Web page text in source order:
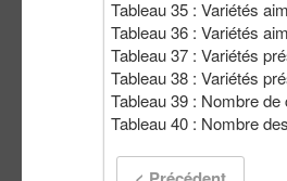
Tableau 35 : Variétés
Tableau 36 : Variétés
Tableau 37 : Variétés
Tableau 38 : Variétés
Tableau 39 : Nombre
Tableau 40 : Nombre